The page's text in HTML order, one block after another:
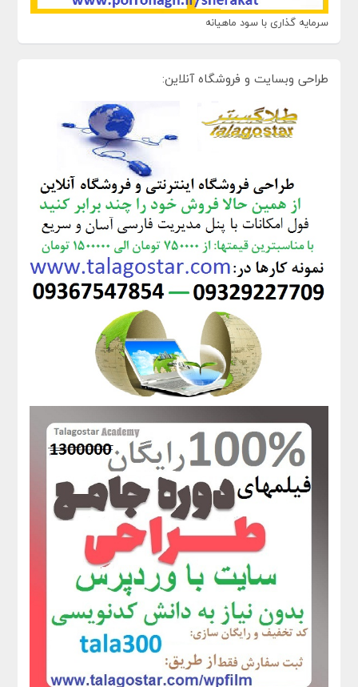
سرمایه گذاری با سود ماهیانه
طراحی وبسایت و فروشگاه آنلاین: